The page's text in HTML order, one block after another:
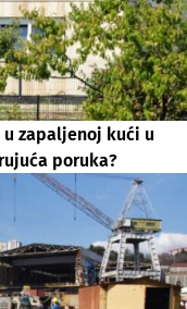
zapaljenoj kući u
poruka?